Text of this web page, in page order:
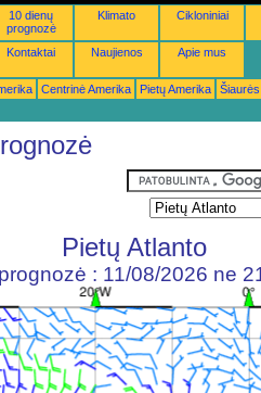
10 dienų
prognozė
Klimato Cikloniniai
Kontaktai Naujienos Apie mus
Centrinė Amerika Pietų Amerika
Pietų Atlanto
: 11/08/2026 ne